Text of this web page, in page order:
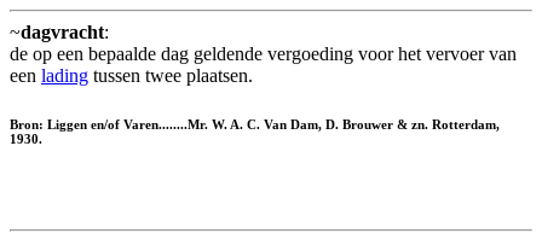
~dagvracht:
de op een bepaalde dag geldende vergoeding voor het vervoer van
een lading tussen twee plaatsen.
Bron: Liggen en/of Varen........Mr. W. A. C. Van Dam, D. Brouwer & zn. Rotterdam,
1930.